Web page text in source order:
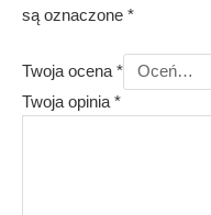
są oznaczone *
Twoja ocena*
Twoja opinia *